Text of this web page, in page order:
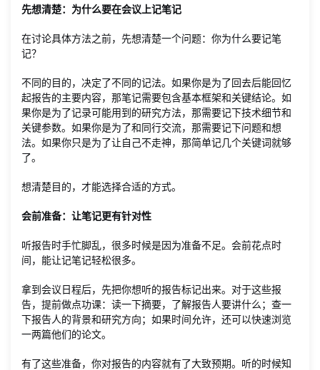
先想清楚：为什么要在会议上记笔记
在讨论具体方法之前，先想清楚一个问题：你为什么要记笔
记？
不同的目的，决定了不同的记法。如果你是为了回去后能回忆
起报告的主要内容，那笔记需要包含基本框架和关键结论。如
果你是为了记录可能用到的研究方法，那需要记下技术细节和
关键参数。如果你是为了和同行交流，那需要记下问题和想
法。如果你只是为了让自己不走神，那简单记几个关键词就够
了。
想清楚目的，才能选择合适的方式。
会前准备：让笔记更有针对性
听报告时手忙脚乱，很多时候是因为准备不足。会前花点时
间，能让记笔记轻松很多。
拿到会议日程后，先把你想听的报告标记出来。对于这些报
告，提前做点功课：读一下摘要，了解报告人要讲什么；查一
下报告人的背景和研究方向；如果时间允许，还可以快速浏览
一两篇他们的论文。
有了这些准备，你对报告的内容就有了大致预期。听的时候知